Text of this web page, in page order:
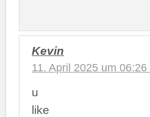
Kevin
11. April 2025 um 06:26
u
like